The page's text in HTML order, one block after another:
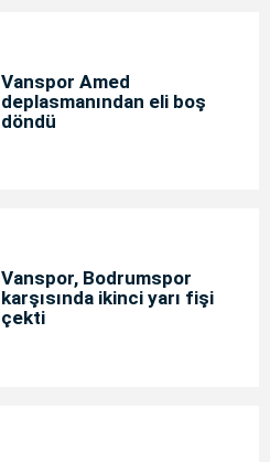
Vanspor Amed
deplasmanından eli boş
döndü
Vanspor, Bodrumspor
karşısında ikinci yarı fişi
çekti